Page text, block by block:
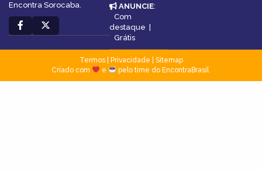
Encontra Sorocaba.
ANUNCIE:
Com
destaque
Grátis
Termos| Privacidade
Sitemap
Criado com
e pelo time do EncontraBrasil